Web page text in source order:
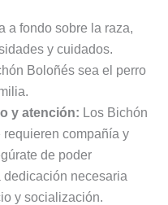
a fondo sobre la raza,
y cuidados.
Boloñés sea el perro
y atención: Los Bichón
requieren compañía y
de poder
dedicación necesaria
y socialización.